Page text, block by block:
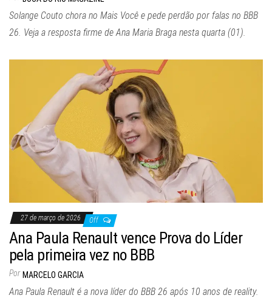
Solange Couto chora no Mais Você e pede perdão por falas no BBB
26. Veja a resposta firme de Ana Maria Braga nesta quarta (01).
27 de março de 2026 Off
Ana Paula Renault vence Prova do Líder
pela primeira vez no BBB
Por MARCELO GARCIA
Ana Paula Renault é a nova líder do BBB 26 após 10 anos de reality.